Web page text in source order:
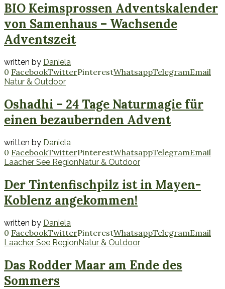
BIO Keimsprossen Adventskalender
von Samenhaus – Wachsende
Adventszeit
written by Daniela
0 FacebookTwitterPinterestWhatsappTelegramEmail
Natur & Outdoor
Oshadhi – 24 Tage Naturmagie für
einen bezaubernden Advent
written by Daniela
0 FacebookTwitterPinterestWhatsappTelegramEmail
Laacher See RegionNatur & Outdoor
Der Tintenfischpilz ist in Mayen-
Koblenz angekommen!
written by Daniela
0 FacebookTwitterPinterestWhatsappTelegramEmail
Laacher See RegionNatur & Outdoor
Das Rodder Maar am Ende des
Sommers